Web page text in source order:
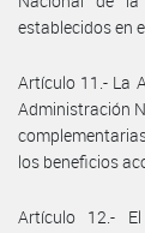
establecidos en
Artículo 11.- La
Administración
los beneficios
Artículo 12.-